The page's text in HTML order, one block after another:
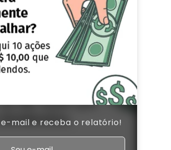
mail e receba o relatório!